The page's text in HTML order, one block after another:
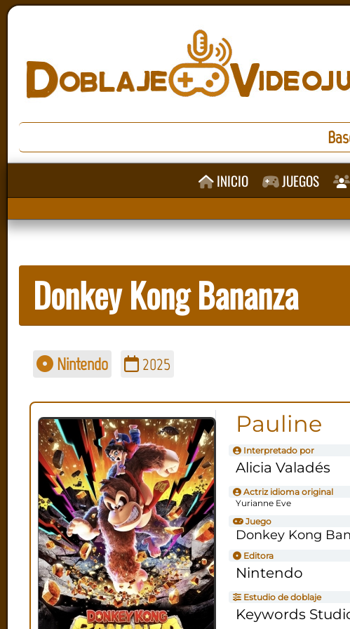
INICIO JUEGOS
Donkey Kong Bananza
Nintendo 2025
Pauline
Interpretado por
Alicia Valadés
Actriz idioma original
Yurianne Eve
Juego
Donkey Kong
Editora
Nintendo
Estudio de doblaje
Keywords